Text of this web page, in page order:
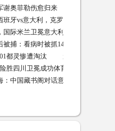
谢奥菲勒伤愈归来
牙vs意大利，克罗地亚vs荷兰
国际米兰卫冕意大利超级杯冠军！
捕：看病时被抓14岁起开始犯罪
都灵惨遭淘汰 意大利杯CDK中柱
胜四川卫冕成功体育频道
中国藏书阁对话意大利古老图书馆